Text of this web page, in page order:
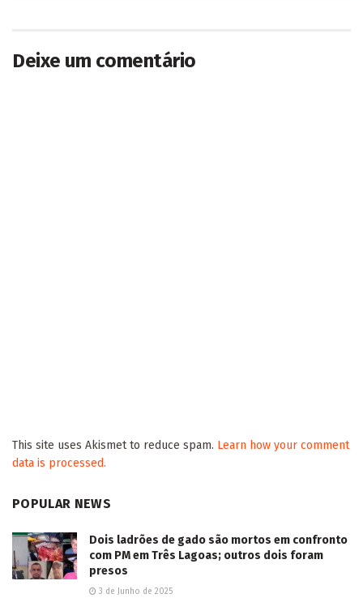
Deixe um comentário
This site uses Akismet to reduce spam. Learn how your comment
data is processed.
POPULAR NEWS
Dois ladrões de gado são mortos em confronto
com PM em Três Lagoas; outros dois foram
presos
3 de Junho de 2025